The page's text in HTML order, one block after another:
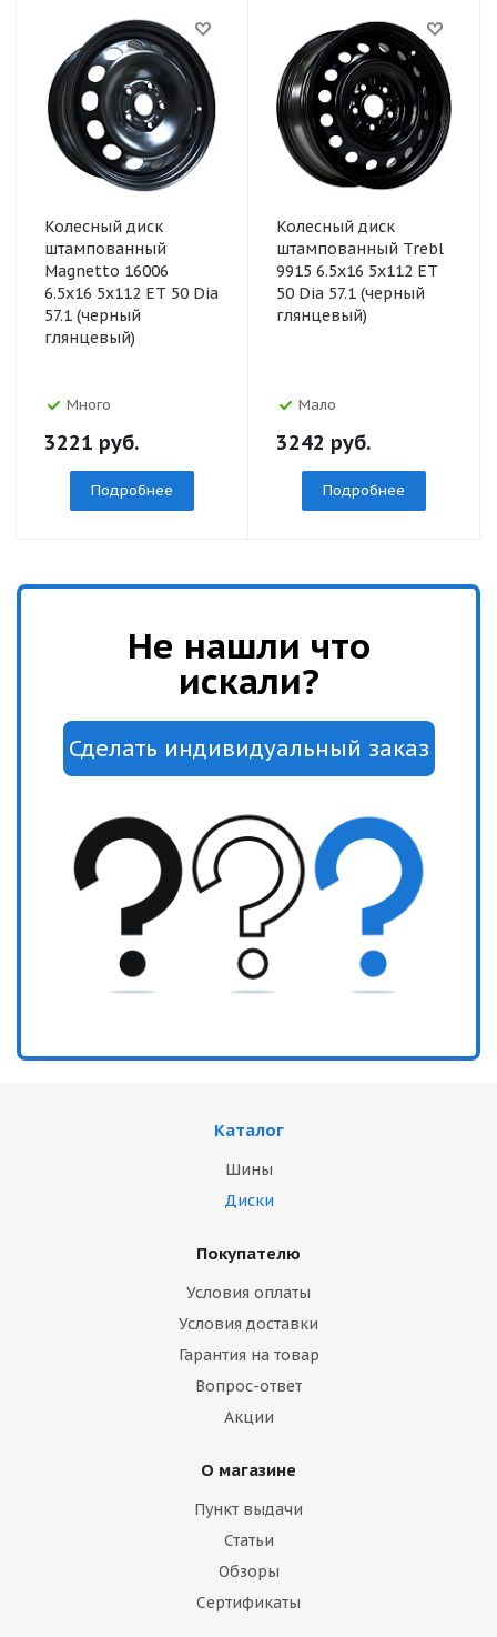
Колесный диск
штампованный
Magnetto 16006
6.5x16 5x112 ET 50 Dia
57.1 (черный
глянцевый)
Много
3221 руб.
Подробнее
Колесный диск
штампованный Trebl
9915 6.5x16 5x112 ET
50 Dia 57.1 (черный
глянцевый)
Мало
3242 руб.
Подробнее
Не нашли что
искали?
Каталог
Шины
Диски
Покупателю
Условия оплаты
Условия доставки
Гарантия на товар
Вопрос-ответ
Акции
О магазине
Пункт выдачи
Статьи
Обзоры
Сертификаты